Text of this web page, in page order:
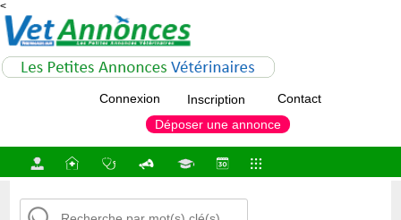
<
Déposer une annonce
Connexion Inscription Contact